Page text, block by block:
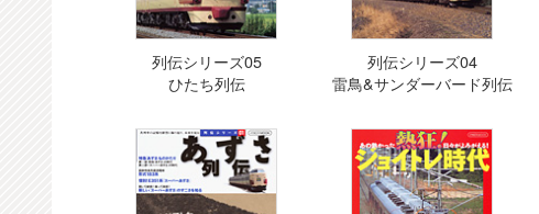
列伝シリーズ05
ひたち列伝
列伝シリーズ04
雷鳥&サンダーバード列伝